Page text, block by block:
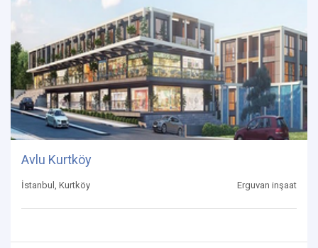
Avlu Kurtköy
İstanbul, Kurtköy Erguvan inşaat